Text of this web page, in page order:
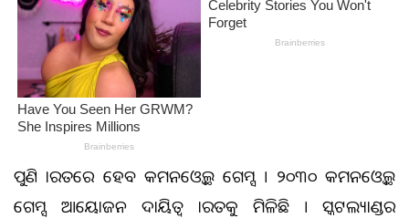
ପୁଣି ଭାରତରେ ହେବ କମନଓ୍ବେଲ୍ଥ ଗେମ୍ସ । ୨୦୩୦ କମନଓ୍ବେଲ୍ଥ
ଗେମ୍ସ ଆୟୋଜନ ଦାୟିତ୍ବ ଭାରତକୁ ମିଳିଛି । ସ୍କଟଲ୍ୟାଣ୍ଡର